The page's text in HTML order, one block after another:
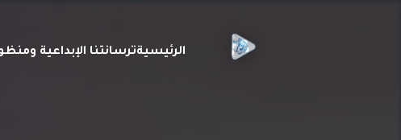
الرئيسيةترسانتنا الإبداعية